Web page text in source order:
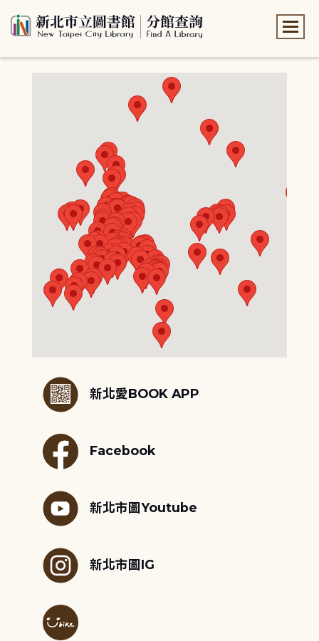
新北愛BOOK APP
Facebook
新北市圖Youtube
新北市圖IG